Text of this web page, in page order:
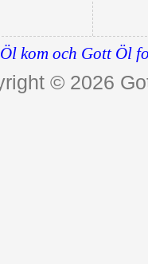
kom och Gott Öl
© 2026